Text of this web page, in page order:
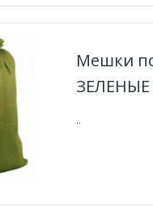
Мешки
ЗЕЛЕНЫЕ
..